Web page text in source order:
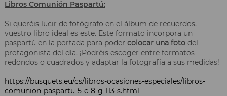
Libros Comunión Paspartú:
Si queréis lucir de fotógrafo en el álbum de recuerdos,
vuestro libro ideal es este. Este formato incorpora un
paspartú en la portada para poder colocar una foto del
protagonista del día. ¡Podréis escoger entre formatos
redondos o cuadrados y adaptar la fotografía a sus medidas!
https://busquets.eu/cs/libros-ocasiones-especiales/libros-
comunion-paspartu-5-c-8-g-113-s.html